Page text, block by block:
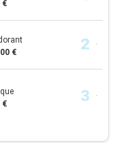
€
€
€